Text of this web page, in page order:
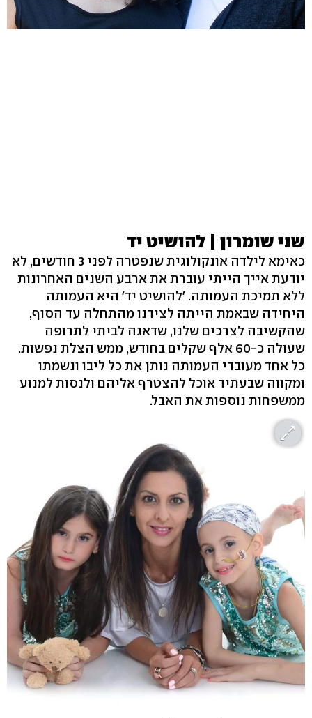
שני שומרון | להושיט יד
כאימא לילדה אונקולוגית שנפטרה לפני 3 חודשים, לא
יודעת אייך הייתי עוברת את ארבע השנים האחרונות
ללא תמיכת העמותה. 'להושיט יד' היא העמותה
היחידה שבאמת הייתה לצידנו מהתחלה עד הסוף,
שהקשיבה לצרכים שלנו, שדאגה לביתי לתרופה
שעולה כ-60 אלף שקלים בחודש, ממש הצלת נפשות.
כל אחד מעובדי העמותה נותן את כל ליבו ונשמתו
ומקווה שבעתיד אוכל להצטרף אליהם ולנסות למנוע
ממשפחות נוספות את האבל.